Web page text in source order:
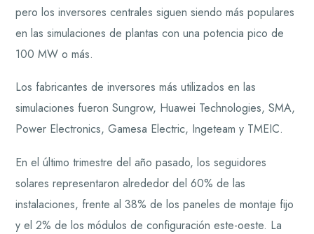
pero los inversores centrales siguen siendo más populares
en las simulaciones de plantas con una potencia pico de
100 MW o más.
Los fabricantes de inversores más utilizados en las
simulaciones fueron Sungrow, Huawei Technologies, SMA,
Power Electronics, Gamesa Electric, Ingeteam y TMEIC.
En el último trimestre del año pasado, los seguidores
solares representaron alrededor del 60% de las
instalaciones, frente al 38% de los paneles de montaje fijo
y el 2% de los módulos de configuración este-oeste. La